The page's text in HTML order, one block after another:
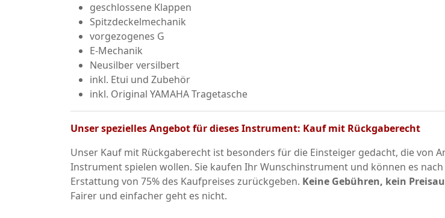
geschlossene Klappen
Spitzdeckelmechanik
vorgezogenes G
E-Mechanik
Neusilber versilbert
inkl. Etui und Zubehör
inkl. Original YAMAHA Tragetasche
Unser spezielles Angebot für dieses Instrument: Kauf mit Rückgaberecht
Unser Kauf mit Rückgaberecht ist besonders für die Einsteiger gedacht, die von
Instrument spielen wollen. Sie kaufen Ihr Wunschinstrument und können es
Erstattung von 75% des Kaufpreises zurückgeben. Keine Gebühren, kein
Fairer und einfacher geht es nicht.